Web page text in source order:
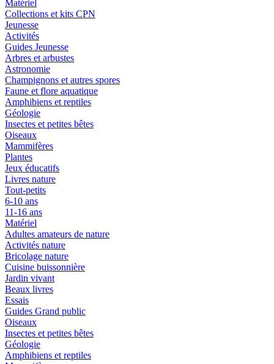
Matériel
Collections et kits CPN
Jeunesse
Activités
Guides Jeunesse
Arbres et arbustes
Astronomie
Champignons et autres spores
Faune et flore aquatique
Amphibiens et reptiles
Géologie
Insectes et petites bêtes
Oiseaux
Mammifères
Plantes
Jeux éducatifs
Livres nature
Tout-petits
6-10 ans
11-16 ans
Matériel
Adultes amateurs de nature
Activités nature
Bricolage nature
Cuisine buissonnière
Jardin vivant
Beaux livres
Essais
Guides Grand public
Oiseaux
Insectes et petites bêtes
Géologie
Amphibiens et reptiles